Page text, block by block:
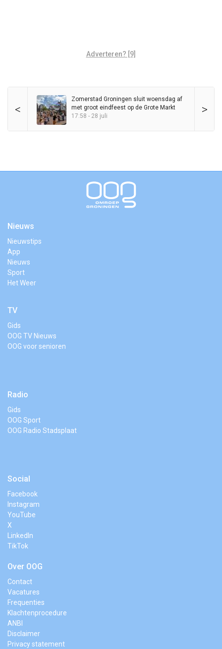
Adverteren? [9]
< >
Zomerstad Groningen sluit woensdag af
met groot eindfeest op de Grote Markt
17:58 - 28 juli
Nieuws
Nieuwstips
App
Nieuws
Sport
Het Weer
TV
Gids
OOG TV Nieuws
OOG voor senioren
Radio
Gids
OOG Sport
OOG Radio Stadsplaat
Social
Facebook
Instagram
YouTube
X
LinkedIn
TikTok
Over OOG
Contact
Vacatures
Frequenties
Klachtenprocedure
ANBI
Disclaimer
Privacy statement